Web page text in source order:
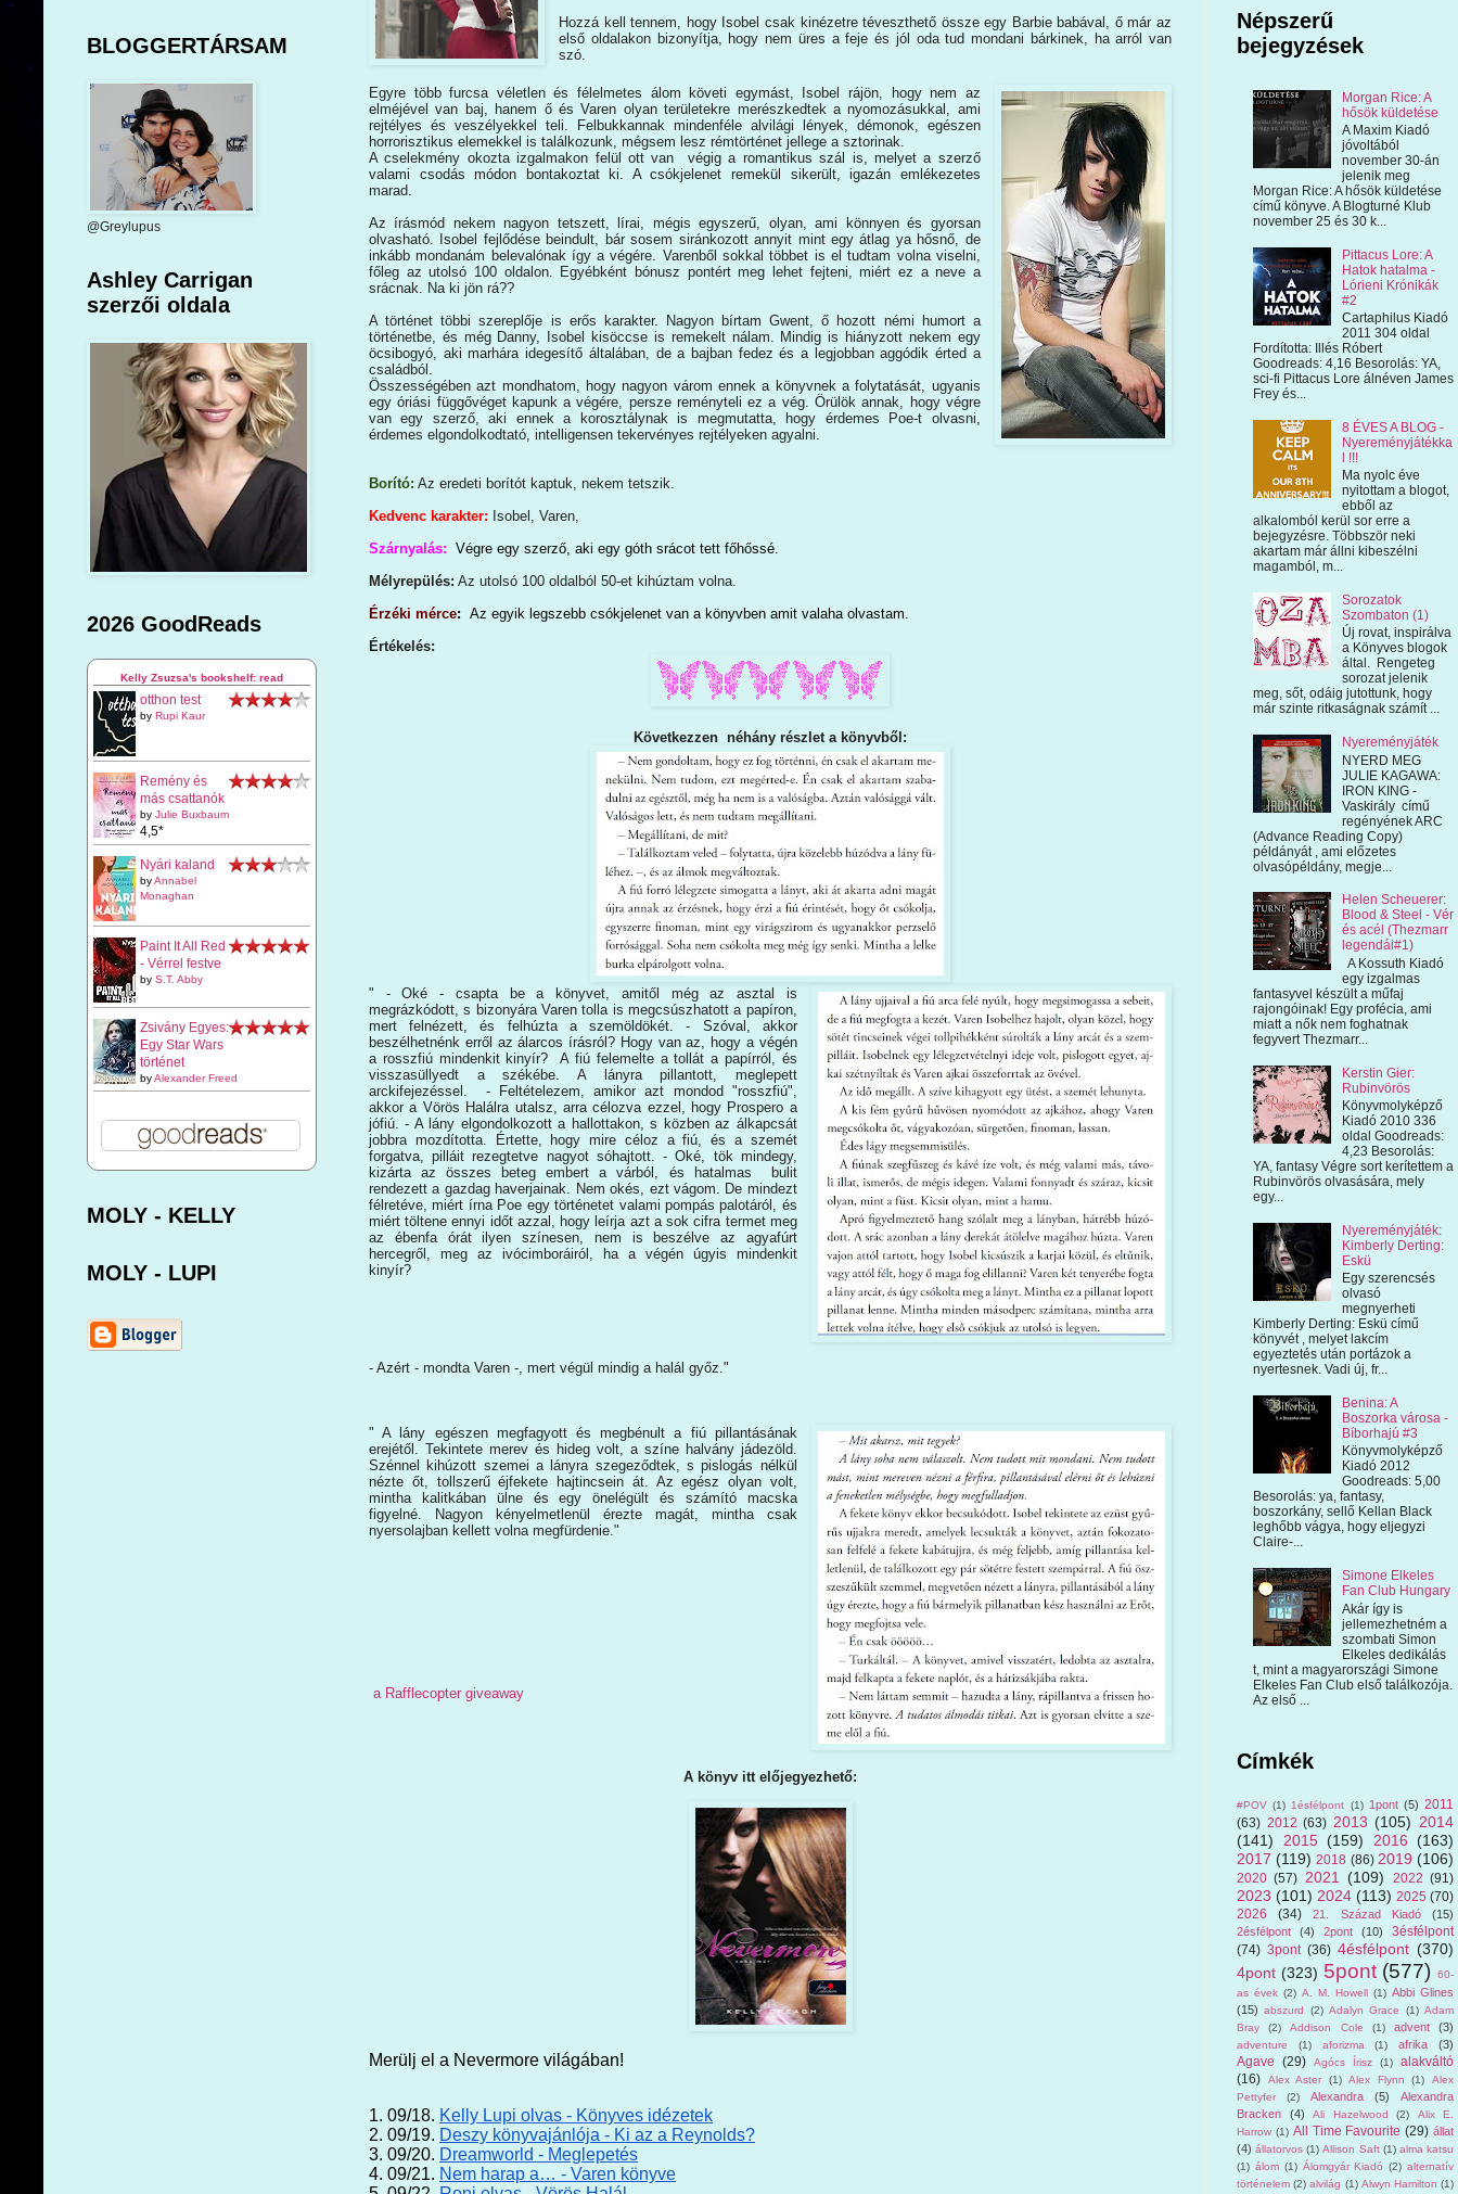
Hozzá kell tennem, hogy Isobel csak kinézetre téveszthető össze egy Barbie babával, ő már az
első oldalakon bizonyítja, hogy nem üres a feje és jól oda tud mondani bárkinek, ha arról van
szó.
Egyre több furcsa véletlen és félelmetes álom követi egymást, Isobel rájön, hogy nem az
elméjével van baj, hanem ő és Varen olyan területekre merészkedtek a nyomozásukkal, ami
rejtélyes és veszélyekkel teli. Felbukkannak mindenféle alvilági lények, démonok, egészen
horrorisztikus elemekkel is találkozunk, mégsem lesz rémtörténet jellege a sztorinak.
A cselekmény okozta izgalmakon felül ott van végig a romantikus szál is, melyet a szerző
valami csodás módon bontakoztat ki. A csókjelenet remekül sikerült, igazán emlékezetes
marad.
Az írásmód nekem nagyon tetszett, lírai, mégis egyszerű, olyan, ami könnyen és gyorsan
olvasható. Isobel fejlődése beindult, bár sosem siránkozott annyit mint egy átlag ya hősnő, de
inkább mondanám belevalónak így a végére. Varenből sokkal többet is el tudtam volna viselni,
főleg az utolsó 100 oldalon. Egyébként bónusz pontért meg lehet fejteni, miért ez a neve a
srácnak. Na ki jön rá??
A történet többi szereplője is erős karakter. Nagyon bírtam Gwent, ő hozott némi humort a
történetbe, és még Danny, Isobel kisöccse is remekelt nálam. Mindig is hiányzott nekem egy
öcsibogyó, aki marhára idegesítő általában, de a bajban fedez és a legjobban aggódik érted a
családból.
Összességében azt mondhatom, hogy nagyon várom ennek a könyvnek a folytatását, ugyanis
egy óriási függővéget kapunk a végére, persze reményteli ez a vég. Örülök annak, hogy végre
van egy szerző, aki ennek a korosztálynak is megmutatta, hogy érdemes Poe-t olvasni,
érdemes elgondolkodtató, intelligensen tekervényes rejtélyeken agyalni.
Borító: Az eredeti borítót kaptuk, nekem tetszik.
Kedvenc karakter: Isobel, Varen,
Szárnyalás: Végre egy szerző, aki egy góth srácot tett főhőssé.
Mélyrepülés: Az utolsó 100 oldalból 50-et kihúztam volna.
Érzéki mérce: Az egyik legszebb csókjelenet van a könyvben amit valaha olvastam.
Értékelés:
Következzen néhány részlet a könyvből:
" - Oké - csapta be a könyvet, amitől még az asztal is
megrázkódott, s bizonyára Varen tolla is megcsúszhatott a papíron,
mert felnézett, és felhúzta a szemöldökét. - Szóval, akkor
beszélhetnénk erről az álarcos írásról? Hogy van az, hogy a végén
a rosszfiú mindenkit kinyír? A fiú felemelte a tollát a papírról, és
visszasüllyedt a székébe. A lányra pillantott, meglepett
arckifejezéssel. - Feltételezem, amikor azt mondod "rosszfiú",
akkor a Vörös Halálra utalsz, arra célozva ezzel, hogy Prospero a
jófiú. - A lány elgondolkozott a hallottakon, s közben az álkapcsát
jobbra mozdította. Értette, hogy mire céloz a fiú, és a szemét
forgatva, pilláit rezegtetve nagyot sóhajtott. - Oké, tök mindegy,
kizárta az összes beteg embert a várból, és hatalmas bulit
rendezett a gazdag haverjainak. Nem okés, ezt vágom. De mindezt
félretéve, miért írna Poe egy történetet valami pompás palotáról, és
miért töltene ennyi időt azzal, hogy leírja azt a sok cifra termet meg
az ébenfa órát ilyen színesen, nem is beszélve az agyafúrt
hercegről, meg az ivócimboráiról, ha a végén úgyis mindenkit
kinyír?
- Azért - mondta Varen -, mert végül mindig a halál győz."
" A lány egészen megfagyott és megbénult a fiú pillantásának
erejétől. Tekintete merev és hideg volt, a színe halvány jádezöld.
Szénnel kihúzott szemei a lányra szegeződtek, s pislogás nélkül
nézte őt, tollszerű éjfekete hajtincsein át. Az egész olyan volt,
mintha kalitkában ülne és egy önelégült és számító macska
figyelné. Nagyon kényelmetlenül érezte magát, mintha csak
nyersolajban kellett volna megfürdenie."
a Rafflecopter giveaway
A könyv itt előjegyezhető:
Merülj el a Nevermore világában!
1. 09/18. Kelly Lupi olvas - Könyves idézetek
2. 09/19. Deszy könyvajánlója - Ki az a Reynolds?
3. 09/20. Dreamworld - Meglepetés
4. 09/21. Nem harap a… - Varen könyve
BLOGGERTÁRSAM
@Greylupus
Ashley Carrigan
szerzői oldala
2026 GoodReads
Kelly Zsuzsa's bookshelf: read
otthon test
by Rupi Kaur
Remény és
más csattanók
by Julie Buxbaum
4,5*
Nyári kaland
byAnnabel
Monaghan
Paint It All Red
- Vérrel festve
by S.T. Abby
Zsivány Egyes:
Egy Star Wars
történet
byAlexander Freed
MOLY - KELLY
MOLY - LUPI
Népszerű
bejegyzések
Morgan Rice: A
hősök küldetése
A Maxim Kiadó
jóvoltából
november 30-án
jelenik meg
Morgan Rice: A hősök küldetése
című könyve. A Blogturné Klub
november 25 és 30 k...
Pittacus Lore: A
Hatok hatalma -
Lórieni Krónikák
#2
Cartaphilus Kiadó
2011 304 oldal
Fordította: Illés Róbert
Goodreads: 4,16 Besorolás: YA,
sci-fi Pittacus Lore álnéven James
Frey és...
8 ÉVES A BLOG -
Nyereményjátékka
l !!!
Ma nyolc éve
nyitottam a blogot,
ebből az
alkalomból kerül sor erre a
bejegyzésre. Többször neki
akartam már állni kibeszélni
magamból, m...
Sorozatok
Szombaton (1)
Új rovat, inspirálva
a Könyves blogok
által. Rengeteg
sorozat jelenik
meg, sőt, odáig jutottunk, hogy
már szinte ritkaságnak számít ...
Nyereményjáték
NYERD MEG
JULIE KAGAWA:
IRON KING -
Vaskirály című
regényének ARC
(Advance Reading Copy)
példányát , ami előzetes
olvasópéldány, megje...
Helen Scheuerer:
Blood & Steel - Vér
és acél (Thezmarr
legendái#1)
A Kossuth Kiadó
egy izgalmas
fantasyvel készült a műfaj
rajongóinak! Egy profécia, ami
miatt a nők nem foghatnak
fegyvert Thezmarr...
Kerstin Gier:
Rubinvörös
Könyvmolyképző
Kiadó 2010 336
oldal Goodreads:
4,23 Besorolás:
YA, fantasy Végre sort kerítettem a
Rubinvörös olvasására, mely
egy...
Nyereményjáték:
Kimberly Derting:
Eskü
Egy szerencsés
olvasó
megnyerheti
Kimberly Derting: Eskü című
könyvét , melyet lakcím
egyeztetés után portázok a
nyertesnek. Vadi új, fr...
Benina: A
Boszorka városa -
Bíborhajú #3
Könyvmolyképző
Kiadó 2012
Goodreads: 5,00
Besorolás: ya, fantasy,
boszorkány, sellő Kellan Black
leghőbb vágya, hogy eljegyzi
Claire-...
Simone Elkeles
Fan Club Hungary
Akár így is
jellemezhetném a
szombati Simon
Elkeles dedikálás
t, mint a magyarországi Simone
Elkeles Fan Club első találkozója.
Az első ...
Címkék
#POV (1) 1ésfélpont (1) 1pont (5) 2011
(63) 2012 (63) 2013 (105) 2014
(141)
2015 (159) 2016
(163)
2017 (119) 2018 (86) 2019 (106)
2020 (57) 2021 (109) 2022 (91)
2023 (101) 2024 (113) 2025 (70)
2026
(34) 21. Század Kiadó
(15)
2ésfélpont
(4) 2pont (10)
3ésfélpont
(74) 3pont (36) 4ésfélpont (370)
4pont (323) 5pont (577) 60-
as évek (2) A. M. Howell (1) Abbi Glines
(15) abszurd (2) Adalyn Grace (1) Adam
Bray
(2) Addison Cole (1) advent (3)
adventure (1) aforizma (1) afrika (3)
Agave (29) Agócs Írisz (1)
alakváltó
(16)
Alex Aster (1) Alex Flynn (1)
Alex
Pettyfer
(2) Alexandra (5)
Alexandra
Bracken
(4) Ali Hazelwood (2)
Alix E.
Harrow (1) All Time Favourite (29) állat
(4) állatorvos (1) Allison Saft (1) alma katsu
(1) álom (1) Álomgyár Kiadó (2) alternatív
történelem (2) alvilág (1) Alwyn Hamilton (1)